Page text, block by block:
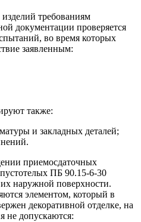
требованиям
документации проверяется
во время которых
заявленным:
также:
и закладных деталей;
приемосдаточных
ПБ 90.15-6-30
наружной поверхности.
элементом, который в
декоративной отделке, на
не допускаются: